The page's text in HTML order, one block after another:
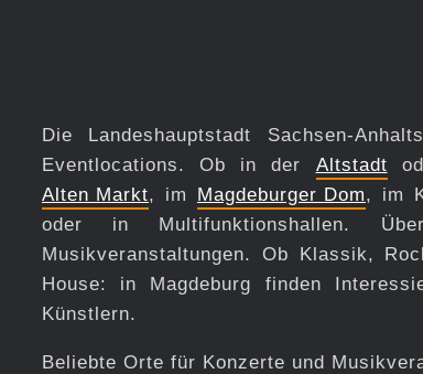
Die Landeshauptstadt Sachsen-
Eventlocations. Ob in der Altstadt
Alten Markt, im Magdeburger Dom, im
oder in Multifunktionshallen.
Musikveranstaltungen. Ob Klassik,
House: in Magdeburg finden
Künstlern.
Beliebte Orte für Konzerte und